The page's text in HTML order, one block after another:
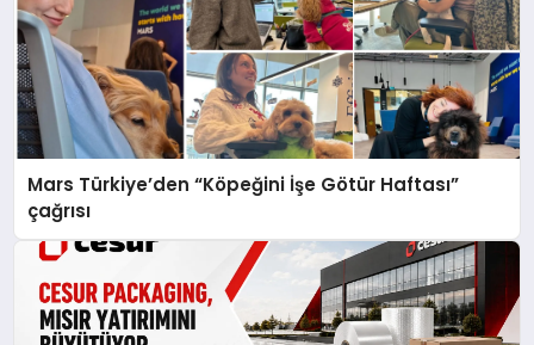
Mars Türkiye’den “Köpeğini İşe Götür Haftası”
çağrısı